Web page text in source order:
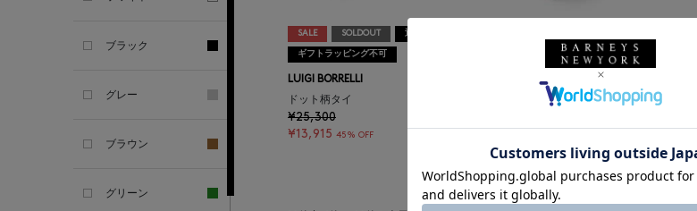
ブラック
グレー
ブラウン
グリーン
SALE SOLDOUT 返品不可
ギフトラッピング不可
LUIGI BORRELLI
ドット柄タイ
¥25,300
¥13,915 45% OFF
ギフトラッピング不可
LUIGI BORRELLI
ドット柄タイ